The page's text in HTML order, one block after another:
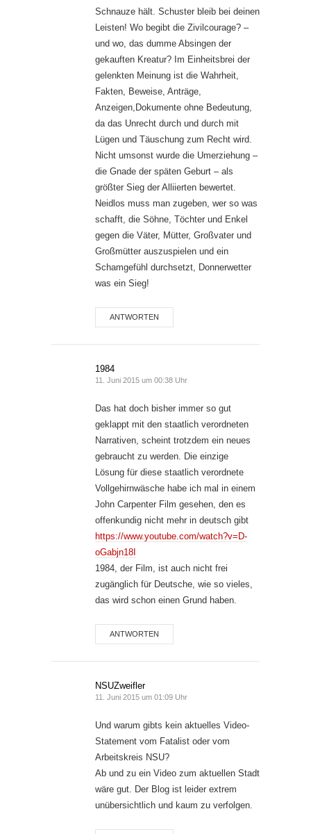
Schnauze hält. Schuster bleib bei deinen
Leisten! Wo begibt die Zivilcourage? –
und wo, das dumme Absingen der
gekauften Kreatur? Im Einheitsbrei der
gelenkten Meinung ist die Wahrheit,
Fakten, Beweise, Anträge,
Anzeigen,Dokumente ohne Bedeutung,
da das Unrecht durch und durch mit
Lügen und Täuschung zum Recht wird.
Nicht umsonst wurde die Umerziehung –
die Gnade der späten Geburt – als
größter Sieg der Alliierten bewertet.
Neidlos muss man zugeben, wer so was
schafft, die Söhne, Töchter und Enkel
gegen die Väter, Mütter, Großvater und
Großmütter auszuspielen und ein
Schamgefühl durchsetzt, Donnerwetter
was ein Sieg!
ANTWORTEN
1984
11. Juni 2015 um 00:38 Uhr
Das hat doch bisher immer so gut
geklappt mit den staatlich verordneten
Narrativen, scheint trotzdem ein neues
gebraucht zu werden. Die einzige
Lösung für diese staatlich verordnete
Vollgehirnwäsche habe ich mal in einem
John Carpenter Film gesehen, den es
offenkundig nicht mehr in deutsch gibt
https://www.youtube.com/watch?v=D-
oGabjn18I
1984, der Film, ist auch nicht frei
zugänglich für Deutsche, wie so vieles,
das wird schon einen Grund haben.
ANTWORTEN
NSUZweifler
11. Juni 2015 um 01:09 Uhr
Und warum gibts kein aktuelles Video-
Statement vom Fatalist oder vom
Arbeitskreis NSU?
Ab und zu ein Video zum aktuellen Stadt
wäre gut. Der Blog ist leider extrem
unübersichtlich und kaum zu verfolgen.